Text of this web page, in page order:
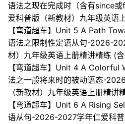
语法之现在完成时（含有since
爱科普版（新教材）九年级英语
【弯道超车】Unit 5 A Path
语法之限制性定语从句-2026-
材）九年级英语上册精讲精练 (
【弯道超车】Unit 4 A
法之一般将来时的被动语态-
（新教材）九年级英语上册精讲
【弯道超车】Unit 6 A Rising
语从句-2026-2027学年仁爱科